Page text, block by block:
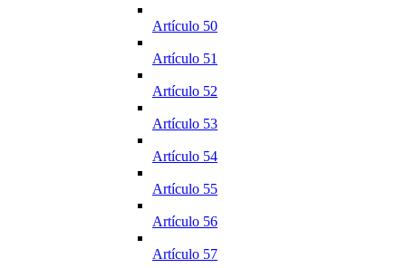
Artículo 50
Artículo 51
Artículo 52
Artículo 53
Artículo 54
Artículo 55
Artículo 56
Artículo 57